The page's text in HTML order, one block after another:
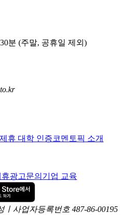
분 (주말, 공휴일 제외)
제휴 대학 인증코멘토픽 소개
광고문의 기업 교육
사업자등록번호 487-86-00195